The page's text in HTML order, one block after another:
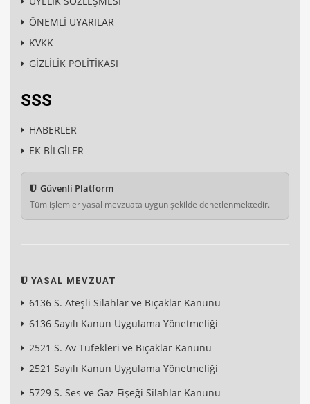
ÖNEMLİ UYARILAR
KVKK
GİZLİLİK POLİTİKASI
SSS
HABERLER
EK BİLGİLER
Güvenli Platform
Tüm işlemler yasal mevzuata uygun şekilde denetlenmektedir.
YASAL MEVZUAT
6136 S. Ateşli Silahlar ve Bıçaklar Kanunu
6136 Sayılı Kanun Uygulama Yönetmeliği
2521 S. Av Tüfekleri ve Bıçaklar Kanunu
2521 Sayılı Kanun Uygulama Yönetmeliği
5729 S. Ses ve Gaz Fişeği Silahlar Kanunu